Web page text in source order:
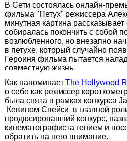
В Сети состоялась онлайн-
фильма "Петух" режиссера
минутная картина
собиралась покончить с собой
возлюбленного, но внезапно
в петухе, который случайно
Героиня фильма пытается
совместную жизнь.
Как напоминает The Hollywood
о себе как режиссер
была снята в рамках конкурса
Кевином Спейси в главной
продюсировавший конкурс,
кинематографиста гением и
обратить на него внимание.